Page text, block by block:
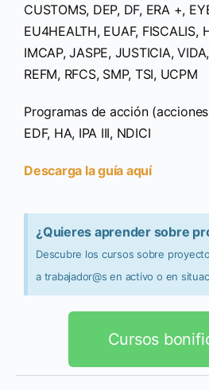
CUSTOMS, DEP, DF, ERA +,
EU4HEALTH, EUAF, FISCALIS,
IMCAP, JASPE, JUSTICIA,
REFM, RFCS, SMP, TSI, UCPM
Programas de acción
EDF, HA, IPA III, NDICI
Descarga la guía aquí
¿Quieres aprender sobre
Descubre los cursos sobre
a trabajador@s en activo o en
Cursos